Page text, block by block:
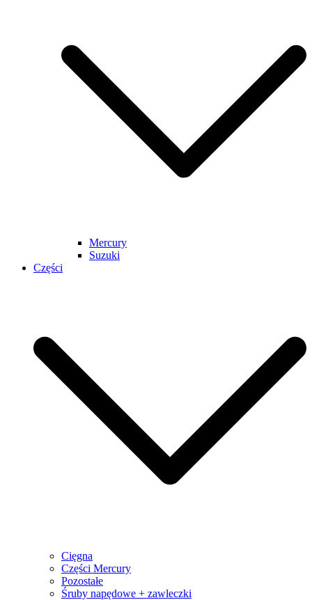
Mercury
Suzuki
Części
Cięgna
Części Mercury
Pozostałe
Śruby napędowe + zawleczki